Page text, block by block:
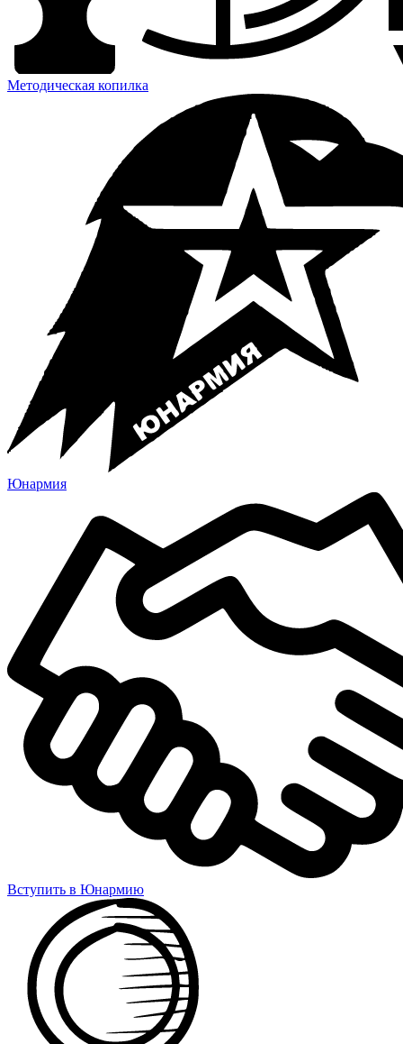
Методическая копилка
Юнармия
Вступить в Юнармию